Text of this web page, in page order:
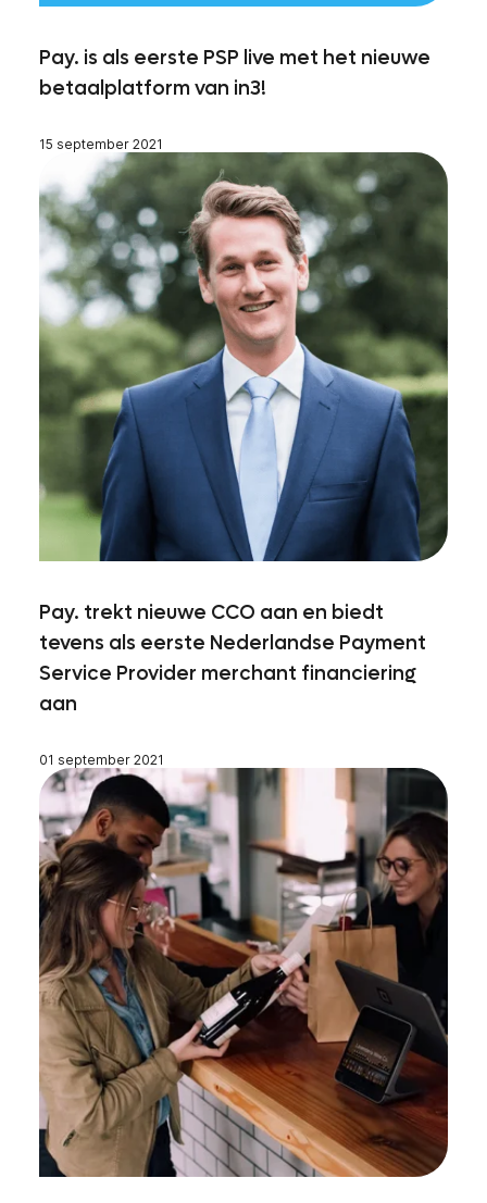
Pay. is als eerste PSP live met het nieuwe
betaalplatform van in3!
15 september 2021
Pay. trekt nieuwe CCO aan en biedt
tevens als eerste Nederlandse Payment
Service Provider merchant financiering
aan
01 september 2021